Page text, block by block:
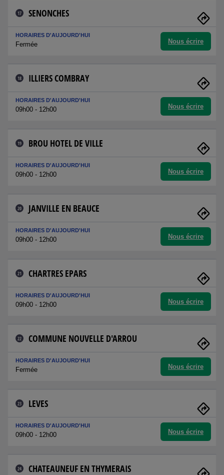
17 SENONCHES
HORAIRES D'AUJOURD'HUI
Fermée Nous écrire
18 ILLIERS COMBRAY
HORAIRES D'AUJOURD'HUI
09h00 - 12h00 Nous écrire
19 BROU HOTEL DE VILLE
HORAIRES D'AUJOURD'HUI
09h00 - 12h00 Nous écrire
20 JANVILLE EN BEAUCE
HORAIRES D'AUJOURD'HUI
09h00 - 12h00 Nous écrire
21 CHARTRES EPARS
HORAIRES D'AUJOURD'HUI
09h00 - 12h00 Nous écrire
22 COMMUNE NOUVELLE D'ARROU
HORAIRES D'AUJOURD'HUI
Fermée Nous écrire
23 LEVES
HORAIRES D'AUJOURD'HUI
09h00 - 12h00 Nous écrire
24 CHATEAUNEUF EN THYMERAIS